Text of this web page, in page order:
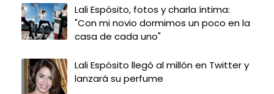
Lali Espósito, fotos y charla íntima:
"Con mi novio dormimos un poco en la
casa de cada uno"
Lali Espósito llegó al millón en Twitter y
lanzará su perfume